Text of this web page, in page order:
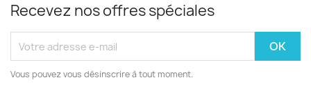
Recevez nos offres spéciales
Vous pouvez vous désinscrire à tout moment.